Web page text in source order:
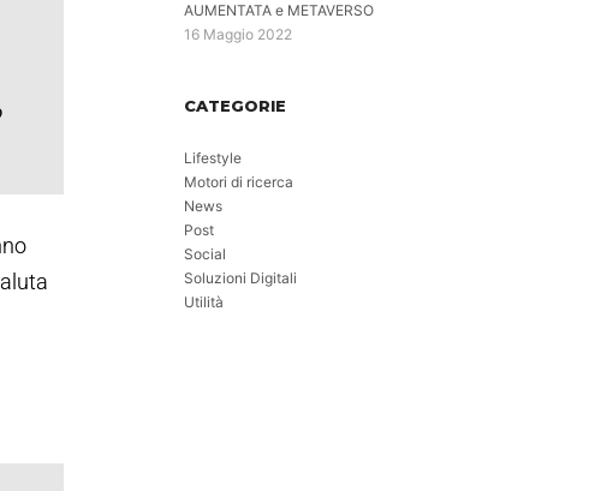
AUMENTATA e METAVERSO
16 Maggio 2022
CATEGORIE
Lifestyle
Motori di ricerca
News
Post
Social
Soluzioni Digitali
Utilità